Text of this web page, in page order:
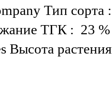
Тип
ТГК : 23
Высота